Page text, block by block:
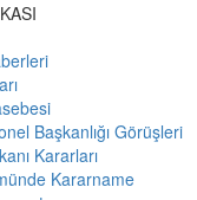
Başkanlığı Görüşleri
Kararları
Kararname